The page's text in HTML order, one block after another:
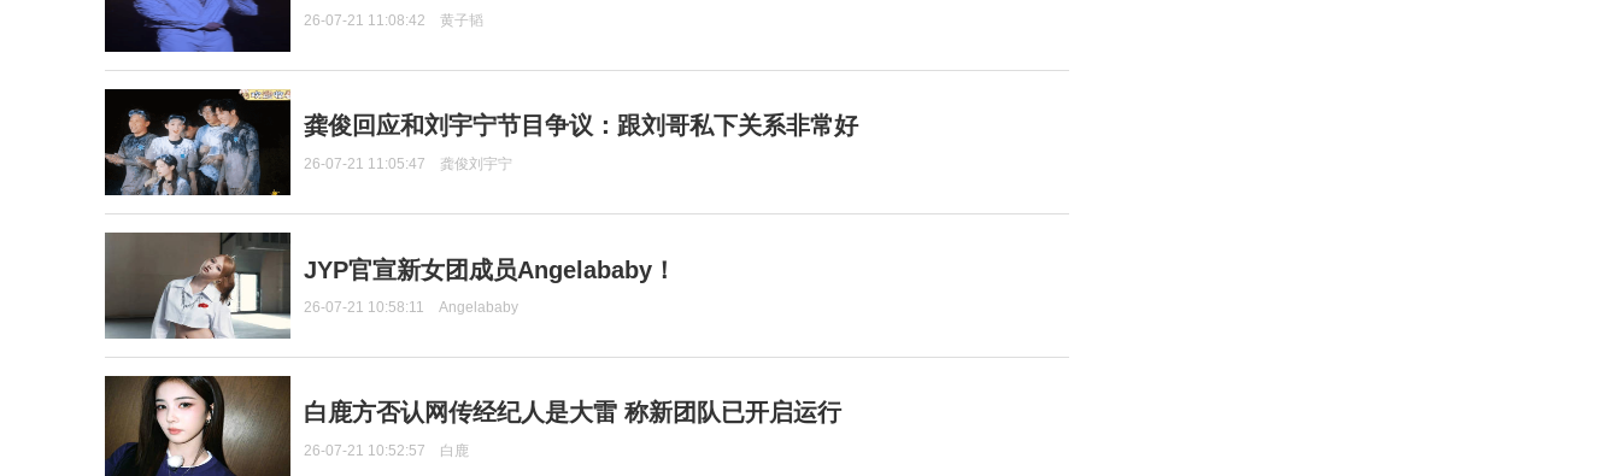
26-07-21 11:08:42 黄子韬
龚俊回应和刘宇宁节目争议：跟刘哥私下关系非常好
26-07-21 11:05:47 龚俊刘宇宁
JYP官宣新女团成员Angelababy！
26-07-21 10:58:11 Angelababy
白鹿方否认网传经纪人是大雷 称新团队已开启运行
26-07-21 10:52:57 白鹿